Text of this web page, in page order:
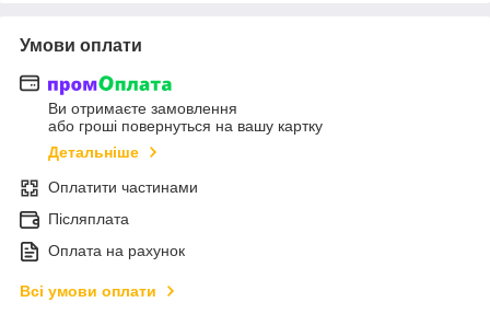
Умови оплати
Ви отримаєте замовлення
або гроші повернуться на вашу картку
Детальніше
Оплатити частинами
Післяплата
Оплата на рахунок
Всі умови оплати